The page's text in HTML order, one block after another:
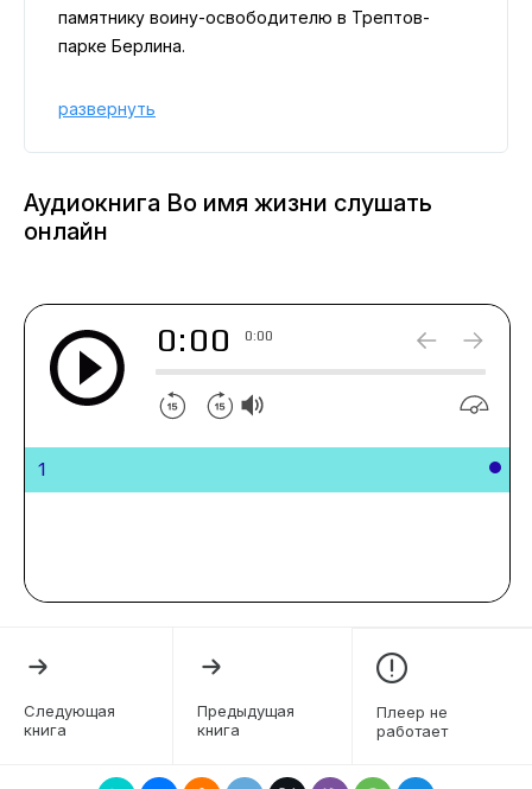
памятнику воину-освободителю в Трептов-
парке Берлина.
развернуть
Аудиокнига Во имя жизни слушать
онлайн
0:00 0:00
1
Следующая
книга
Предыдущая
книга
Плеер не
работает